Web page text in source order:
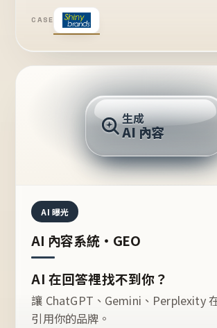
CASE
推薦的台
生成
AI 內容
AI 曝光
AI 內容系統・GEO
AI 在回答裡找不到你？
讓 ChatGPT、Gemini、Perplexity
引用你的品牌。